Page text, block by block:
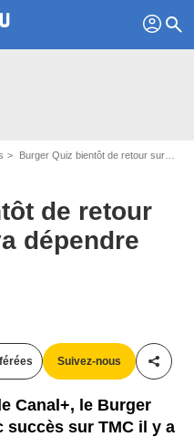
profil search
Burger Quiz bientôt de retour sur TMC ? Tout va dépendre d'Alain Chabat
de retour
dépendre
Suivez-nous
Canal+, le Burger
succès sur TMC il y a